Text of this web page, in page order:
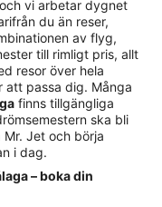
vi arbetar dygnet
du än reser,
av flyg,
till rimligt pris, allt
resor över hela
att passa dig. Många
finns tillgängliga
ska bli
Jet och börja
i dag.
– boka din